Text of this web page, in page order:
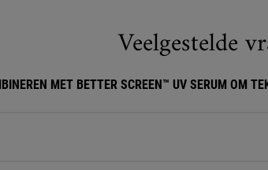
Veelgestelde
MET BETTER SCREEN™ UV SERUM OM